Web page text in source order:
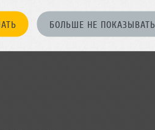
БОЛЬШЕ НЕ ПОКАЗЫВАТЬ